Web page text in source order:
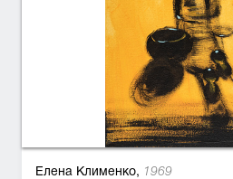
Елена Клименко, 1969